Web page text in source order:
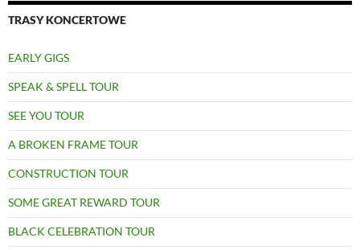
TRASY KONCERTOWE
EARLY GIGS
SPEAK & SPELL TOUR
SEE YOU TOUR
A BROKEN FRAME TOUR
CONSTRUCTION TOUR
SOME GREAT REWARD TOUR
BLACK CELEBRATION TOUR